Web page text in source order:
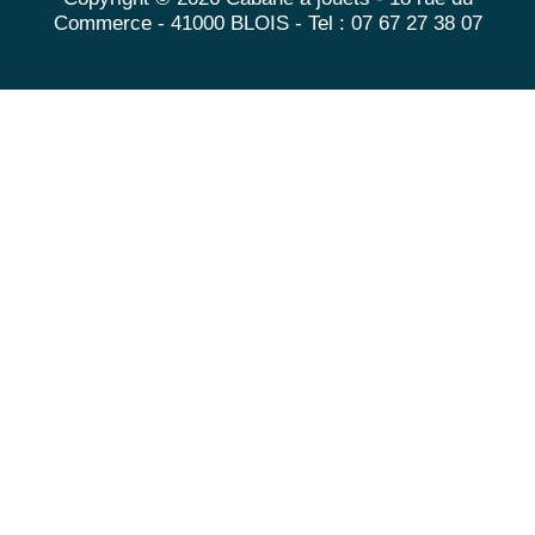
Commerce - 41000 BLOIS - Tel : 07 67 27 38 07